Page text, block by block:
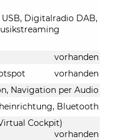
Digitalradio DAB,
vorhanden
vorhanden
Navigation per Audio
Bluetooth
Cockpit)
vorhanden